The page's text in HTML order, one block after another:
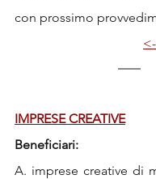
con prossimo
IMPRESE CREATIVE
Beneficiari:
A. imprese creative di